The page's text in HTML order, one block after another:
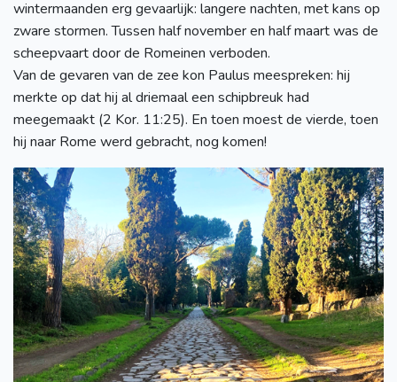
wintermaanden erg gevaarlijk: langere nachten, met kans op
zware stormen. Tussen half november en half maart was de
scheepvaart door de Romeinen verboden.
Van de gevaren van de zee kon Paulus meespreken: hij
merkte op dat hij al driemaal een schipbreuk had
meegemaakt (2 Kor. 11:25). En toen moest de vierde, toen
hij naar Rome werd gebracht, nog komen!